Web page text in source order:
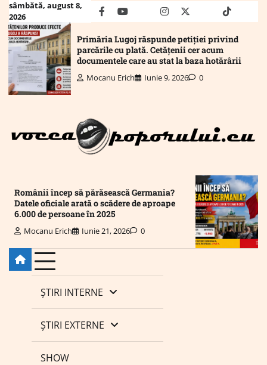
Skip
content
sâmbătă, august 8,
2026
facebookyoutubeMailinstagram
twitter truthtiktok
Primăria Lugoj răspunde petiției privind
parcările cu plată. Cetățenii cer acum
documentele care au stat la baza hotărârii
Mocanu Erich Iunie 9, 2026 0
Românii încep să părăsească Germania?
Datele oficiale arată o scădere de aproape
6.000 de persoane în 2025
Mocanu Erich Iunie 21, 2026 0
ȘTIRI INTERNE
ȘTIRI EXTERNE
SHOW